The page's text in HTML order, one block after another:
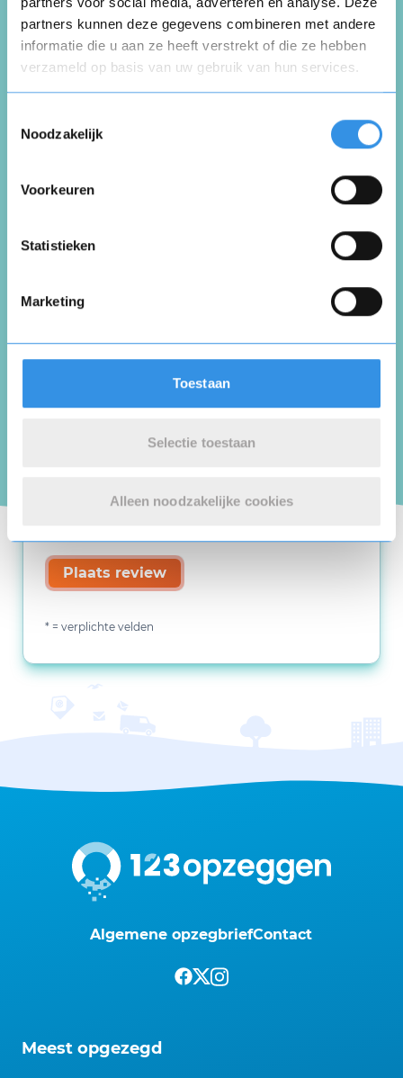
partners kunnen deze gegevens combineren met andere
informatie die u aan ze heeft verstrekt of die ze hebben
verzameld op basis van uw gebruik van hun services.
Noodzakelijk
Voorkeuren
Statistieken
Marketing
Toestaan
Selectie toestaan
Alleen noodzakelijke cookies
Beoordeel je ervaring *
Plaats review
* = verplichte velden
Algemene opzegbriefContact
Meest opgezegd